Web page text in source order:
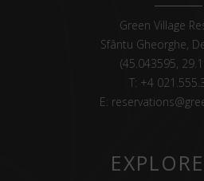
Green Village
Sfântu Gheorghe,
(45.043595,
T: +4
E: